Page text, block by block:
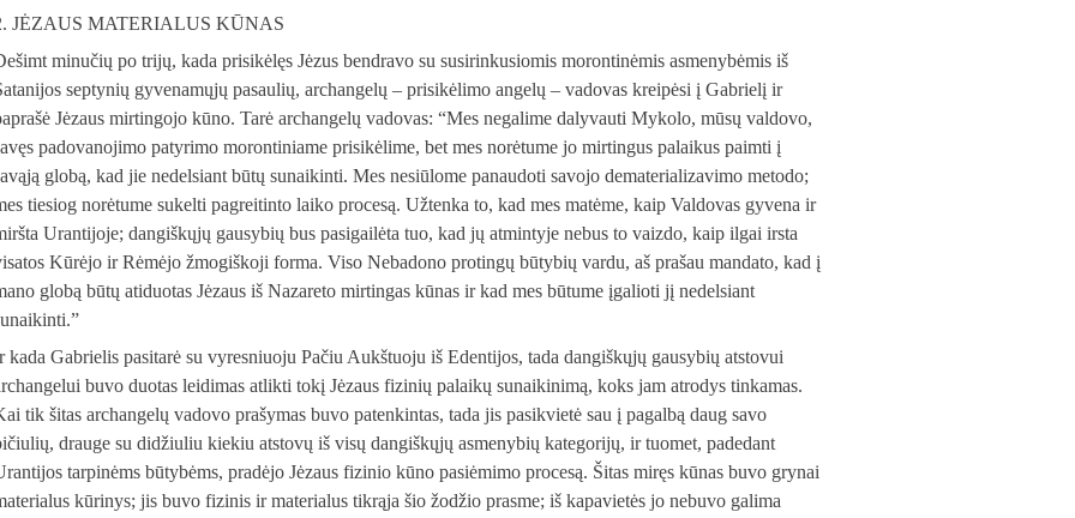
JĖZAUS MATERIALUS KŪNAS
minučių po trijų, kada prisikėlęs Jėzus bendravo su susirinkusiomis morontinėmis asmenybėmis iš
septynių gyvenamųjų pasaulių, archangelų – prisikėlimo angelų – vadovas kreipėsi į Gabrielį ir
Jėzaus mirtingojo kūno. Tarė archangelų vadovas: “Mes negalime dalyvauti Mykolo, mūsų valdovo,
padovanojimo patyrimo morontiniame prisikėlime, bet mes norėtume jo mirtingus palaikus paimti į
globą, kad jie nedelsiant būtų sunaikinti. Mes nesiūlome panaudoti savojo dematerializavimo metodo;
tiesiog norėtume sukelti pagreitinto laiko procesą. Užtenka to, kad mes matėme, kaip Valdovas gyvena ir
Urantijoje; dangiškųjų gausybių bus pasigailėta tuo, kad jų atmintyje nebus to vaizdo, kaip ilgai irsta
Kūrėjo ir Rėmėjo žmogiškoji forma. Viso Nebadono protingų būtybių vardu, aš prašau mandato, kad į
globą būtų atiduotas Jėzaus iš Nazareto mirtingas kūnas ir kad mes būtume įgalioti jį nedelsiant
kada Gabrielis pasitarė su vyresniuoju Pačiu Aukštuoju iš Edentijos, tada dangiškųjų gausybių atstovui
buvo duotas leidimas atlikti tokį Jėzaus fizinių palaikų sunaikinimą, koks jam atrodys tinkamas.
tik šitas archangelų vadovo prašymas buvo patenkintas, tada jis pasikvietė sau į pagalbą daug savo
drauge su didžiuliu kiekiu atstovų iš visų dangiškųjų asmenybių kategorijų, ir tuomet, padedant
tarpinėms būtybėms, pradėjo Jėzaus fizinio kūno pasiėmimo procesą. Šitas miręs kūnas buvo grynai
kūrinys; jis buvo fizinis ir materialus tikrąja šio žodžio prasme; iš kapavietės jo nebuvo galima